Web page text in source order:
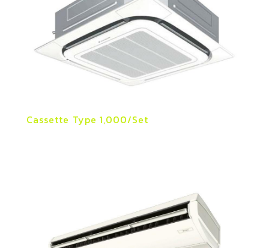
Cassette Type 1,000/Set